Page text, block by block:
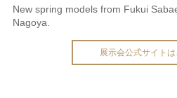
New spring models from Fukui
Nagoya.
展示会公式サイトは